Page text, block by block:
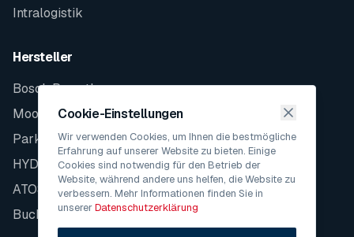
Intralogistik
Hersteller
Bosch Rexroth
Moog
Parker
HYDAC
ATOS
Bucher
Cookie-Einstellungen
Wir verwenden Cookies, um Ihnen die bestmögliche
Erfahrung auf unserer Website zu bieten. Einige
Cookies sind notwendig für den Betrieb der
Website, während andere uns helfen, die Website zu
verbessern. Mehr Informationen finden Sie in
unsererDatenschutzerklärung